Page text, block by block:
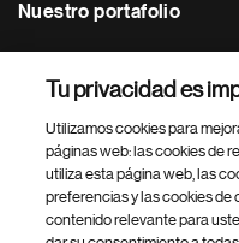
Nuestro portafolio
Footer Site Search
Tu privacidad es
Utilizamos cookies para
páginas web: las cookies de
utiliza esta página web, las
preferencias y las cookies de
contenido relevante para